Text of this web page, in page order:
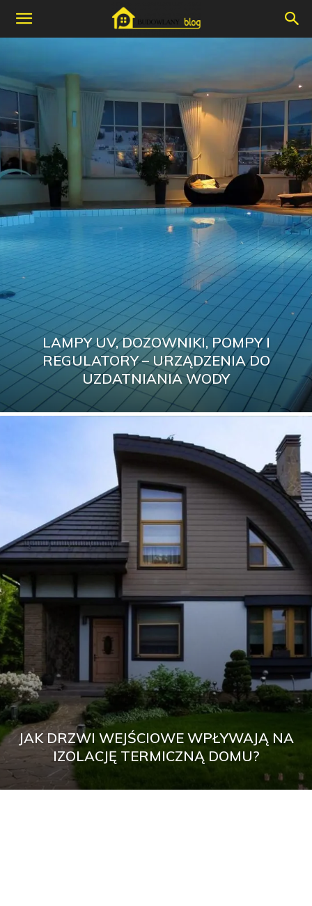
LAMPY UV, DOZOWNIKI, POMPY I
REGULATORY – URZĄDZENIA DO
UZDATNIANIA WODY
JAK DRZWI WEJŚCIOWE WPŁYWAJĄ NA
IZOLACJĘ TERMICZNĄ DOMU?